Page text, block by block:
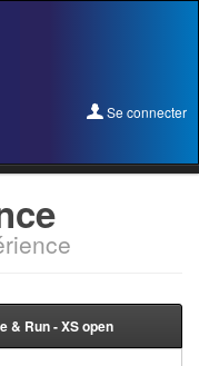
Se connecter
& Run - XS open